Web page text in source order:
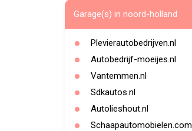
Garage(s) in noord-holland
Plevierautobedrijven.nl
Autobedrijf-moeijes.nl
Vantemmen.nl
Sdkautos.nl
Autolieshout.nl
Schaapautomobielen.com